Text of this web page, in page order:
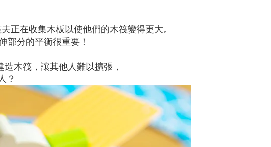
正在收集木板以使他們的木筏變得更大。
部分的平衡很重要！
木筏，讓其他人難以擴張，
？